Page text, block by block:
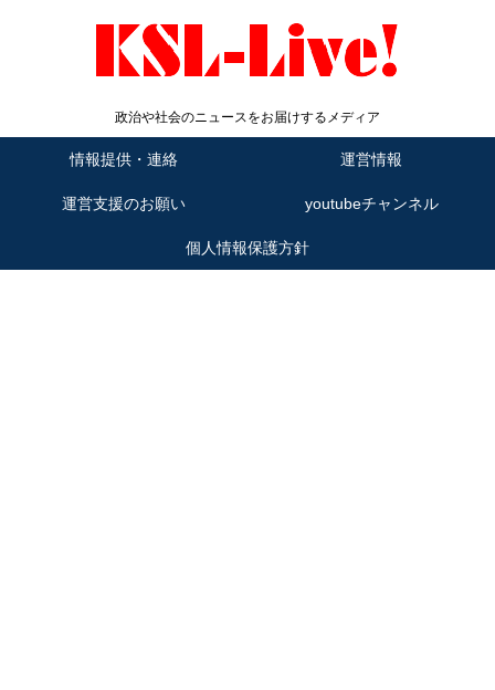
政治や社会のニュースをお届けするメディア
情報提供・連絡 運営情報
運営支援のお願い youtubeチャンネル
個人情報保護方針